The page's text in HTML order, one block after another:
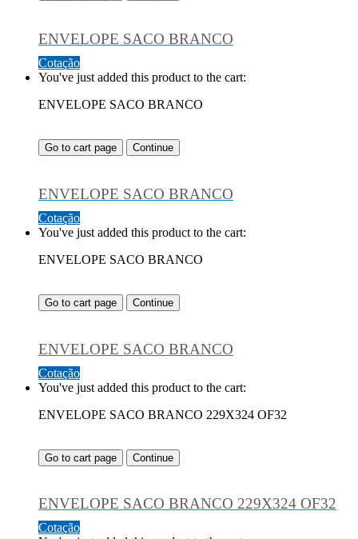
ENVELOPE SACO BRANCO
Cotação
You've just added this product to the cart:
ENVELOPE SACO BRANCO
Go to cart page Continue
ENVELOPE SACO BRANCO
Cotação
You've just added this product to the cart:
ENVELOPE SACO BRANCO
Go to cart page Continue
ENVELOPE SACO BRANCO
Cotação
You've just added this product to the cart:
ENVELOPE SACO BRANCO 229X324 OF32
Go to cart page Continue
ENVELOPE SACO BRANCO 229X324 OF32
Cotação